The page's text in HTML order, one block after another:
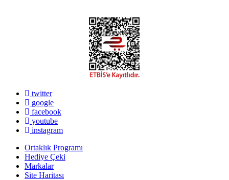
twitter
google
facebook
youtube
instagram
Ortaklık Programı
Hediye Çeki
Markalar
Site Haritası